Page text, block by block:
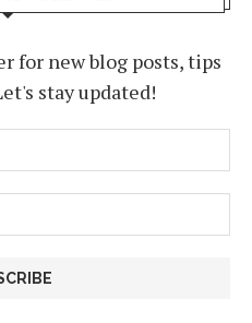
for new blog posts, tips
stay updated!